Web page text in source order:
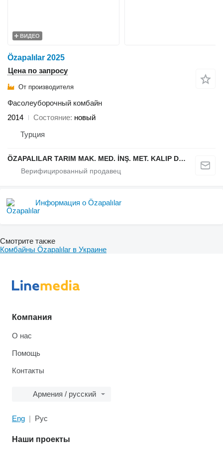
ВИДЕО
Özapalılar 2025
Цена по запросу
От производителя
Фасолеуборочный комбайн
2014
Состояние новый
Турция
ÖZAPALILAR TARIM MAK. MED. İNŞ. MET. KALIP DÖKÜM SAN. LTD. ŞTİ.
Информация о Özapalılar
Смотрите также
Комбайны Özapalılar в Украине
Компания
О нас
Помощь
Контакты
Армения / русский
Eng Рус
Наши проекты